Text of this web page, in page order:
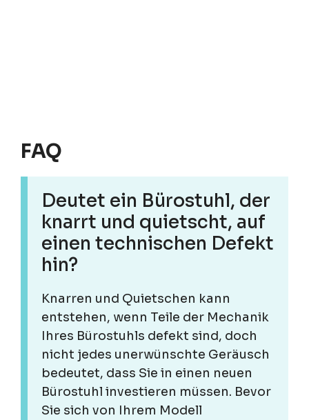
FAQ
Deutet ein Bürostuhl, der
knarrt und quietscht, auf
einen technischen Defekt
hin?
Knarren und Quietschen kann
entstehen, wenn Teile der Mechanik
Ihres Bürostuhls defekt sind, doch
nicht jedes unerwünschte Geräusch
bedeutet, dass Sie in einen neuen
Bürostuhl investieren müssen. Bevor
Sie sich von Ihrem Modell